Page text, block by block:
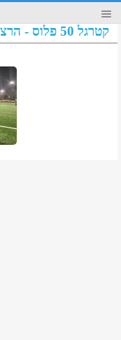
קטרגל 50 פלוס - הרצליה